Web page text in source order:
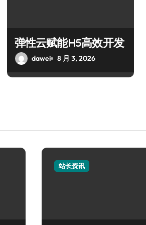
弹性云赋能H5高效开发
dawei 8 月 3, 2026
站长资讯